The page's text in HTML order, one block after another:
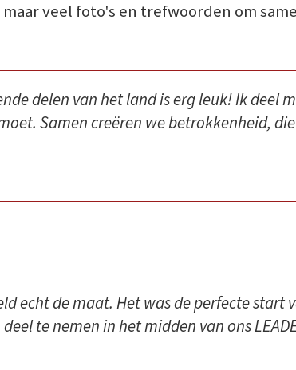
veel foto's en trefwoorden om
delen van het land is erg leuk! Ik deel
Samen creëren we betrokkenheid,
echt de maat. Het was de perfecte start
te nemen in het midden van ons